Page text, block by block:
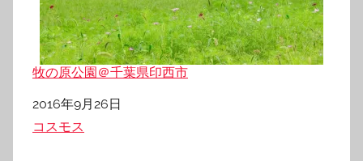
牧の原公園＠千葉県印西市
日付
2016年9月26日
関連理由
コスモス